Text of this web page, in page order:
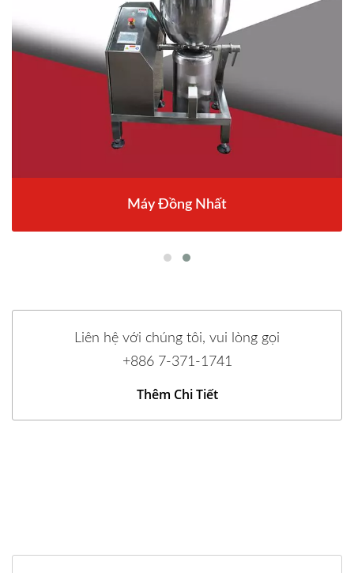
Máy Đồng Nhất
Liên hệ với chúng tôi, vui lòng gọi
+886 7-371-1741
Thêm Chi Tiết